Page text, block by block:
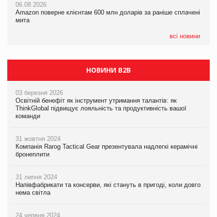
06.08.2026
Amazon поверне клієнтам 600 млн доларів за раніше сплачені
мита
всі новини
05.08.2026
Сергій Лісунов про заморожені хлібобулочні вироби на
05.08.2026
У Євросоюзі набули чинності нові правила щодо штучного
інтелекту
НОВИНИ B2B
03 березня 2026
Освітній бенефіт як інструмент утримання талантів: як
ThinkGlobal підвищує лояльність та продуктивність вашої
команди
31 жовтня 2024
Компанія Rarog Tactical Gear презентувала надлегкі керамічні
бронеплити
31 липня 2024
Напівфабрикати та консерви, які стануть в пригоді, коли довго
нема світла
24 червня 2024